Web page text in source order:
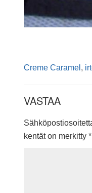
Creme Caramel ,
VASTAA
kentät on merkitty *